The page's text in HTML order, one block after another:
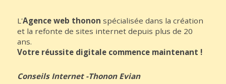
L'Agence web thonon spécialisée dans la création
et la refonte de sites internet depuis plus de 20
ans.
Votre réussite digitale commence maintenant !
Conseils Internet-Thonon Evian